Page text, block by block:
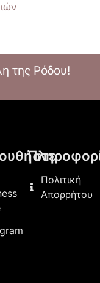
της Ρόδου!
Πολιτική
Απορρήτου